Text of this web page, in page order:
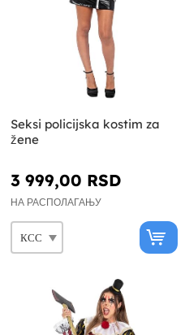
Seksi policijska kostim za
žene
3 999,00 RSD
НА РАСПОЛАГАЊУ